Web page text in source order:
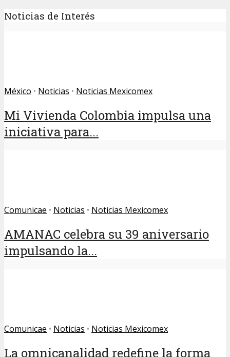
Noticias de Interés
México • Noticias • Noticias Mexicomex
Mi Vivienda Colombia impulsa una
iniciativa para...
Comunicae • Noticias • Noticias Mexicomex
AMANAC celebra su 39 aniversario
impulsando la...
Comunicae • Noticias • Noticias Mexicomex
La omnicanalidad redefine la forma